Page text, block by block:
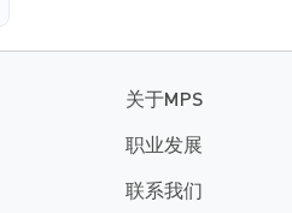
关于MPS
职业发展
联系我们